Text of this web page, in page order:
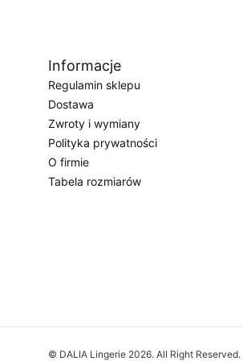
Informacje
Regulamin sklepu
Dostawa
Zwroty i wymiany
Polityka prywatności
O firmie
Tabela rozmiarów
© DALIA Lingerie 2026. All Right Reserved.